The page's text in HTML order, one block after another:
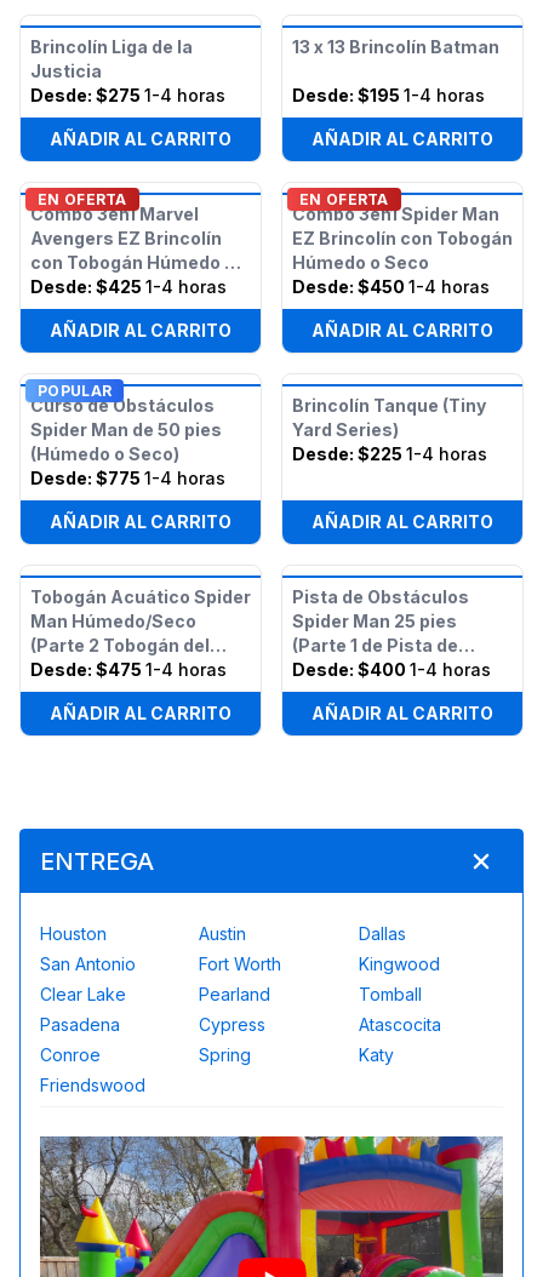
Brincolín Liga de la
Justicia
Desde: $275 1-4 horas
AÑADIR AL CARRITO
13 x 13 Brincolín Batman
Desde: $195 1-4 horas
AÑADIR AL CARRITO
EN OFERTA
Combo 3en1 Marvel
Avengers EZ Brincolín
con Tobogán Húmedo o
Seco
Desde: $425 1-4 horas
AÑADIR AL CARRITO
EN OFERTA
Combo 3en1 Spider Man
EZ Brincolín con Tobogán
Húmedo o Seco
Desde: $450 1-4 horas
AÑADIR AL CARRITO
POPULAR
Curso de Obstáculos
Spider Man de 50 pies
(Húmedo o Seco)
Desde: $775 1-4 horas
AÑADIR AL CARRITO
Brincolín Tanque (Tiny
Yard Series)
Desde: $225 1-4 horas
AÑADIR AL CARRITO
Tobogán Acuático Spider
Man Húmedo/Seco
(Parte 2 Tobogán del
Curso de Obstáculos
Spider Man de 50 pies)
Desde: $475 1-4 horas
AÑADIR AL CARRITO
Pista de Obstáculos
Spider Man 25 pies
(Parte 1 de Pista de
Obstáculos Spider Man
50 pies)
Desde: $400 1-4 horas
AÑADIR AL CARRITO
ENTREGA
Houston Austin
Dallas
San Antonio
Fort Worth
Kingwood
Clear Lake
Pearland
Tomball
Pasadena
Cypress
Atascocita
Conroe
Spring
Katy
Friendswood